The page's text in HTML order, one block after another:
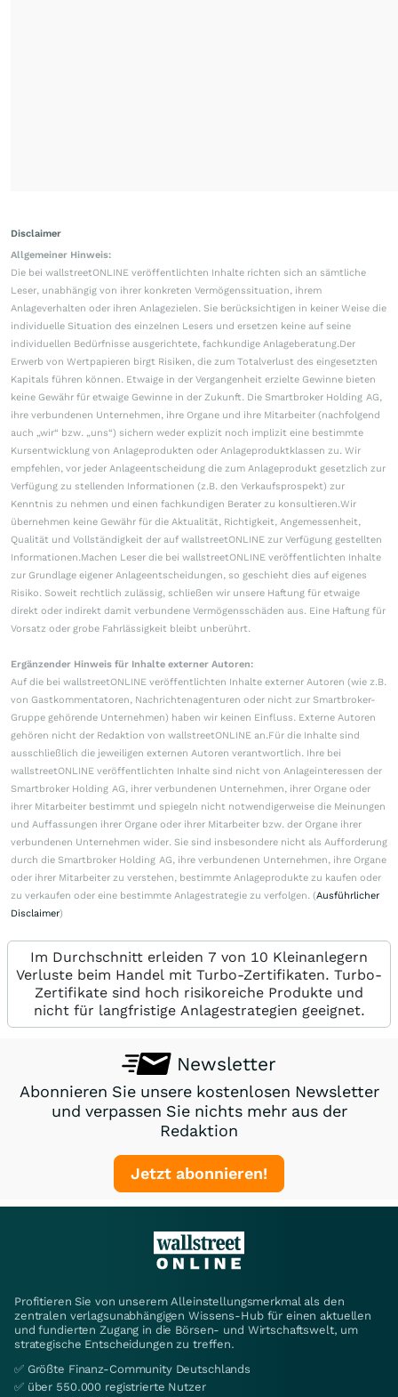
Disclaimer
Allgemeiner Hinweis:
Die bei wallstreetONLINE veröffentlichten Inhalte richten sich an sämtliche
Leser, unabhängig von ihrer konkreten Vermögenssituation, ihrem
Anlageverhalten oder ihren Anlagezielen. Sie berücksichtigen in keiner Weise die
individuelle Situation des einzelnen Lesers und ersetzen keine auf seine
individuellen Bedürfnisse ausgerichtete, fachkundige Anlageberatung.Der
Erwerb von Wertpapieren birgt Risiken, die zum Totalverlust des eingesetzten
Kapitals führen können. Etwaige in der Vergangenheit erzielte Gewinne bieten
keine Gewähr für etwaige Gewinne in der Zukunft. Die Smartbroker Holding AG,
ihre verbundenen Unternehmen, ihre Organe und ihre Mitarbeiter (nachfolgend
auch „wir“ bzw. „uns“) sichern weder explizit noch implizit eine bestimmte
Kursentwicklung von Anlageprodukten oder Anlageproduktklassen zu. Wir
empfehlen, vor jeder Anlageentscheidung die zum Anlageprodukt gesetzlich zur
Verfügung zu stellenden Informationen (z.B. den Verkaufsprospekt) zur
Kenntnis zu nehmen und einen fachkundigen Berater zu konsultieren.Wir
übernehmen keine Gewähr für die Aktualität, Richtigkeit, Angemessenheit,
Qualität und Vollständigkeit der auf wallstreetONLINE zur Verfügung gestellten
Informationen.Machen Leser die bei wallstreetONLINE veröffentlichten Inhalte
zur Grundlage eigener Anlageentscheidungen, so geschieht dies auf eigenes
Risiko. Soweit rechtlich zulässig, schließen wir unsere Haftung für etwaige
direkt oder indirekt damit verbundene Vermögensschäden aus. Eine Haftung für
Vorsatz oder grobe Fahrlässigkeit bleibt unberührt.
Ergänzender Hinweis für Inhalte externer Autoren:
Auf die bei wallstreetONLINE veröffentlichten Inhalte externer Autoren (wie z.B.
von Gastkommentatoren, Nachrichtenagenturen oder nicht zur Smartbroker-
Gruppe gehörende Unternehmen) haben wir keinen Einfluss. Externe Autoren
gehören nicht der Redaktion von wallstreetONLINE an.Für die Inhalte sind
ausschließlich die jeweiligen externen Autoren verantwortlich. Ihre bei
wallstreetONLINE veröffentlichten Inhalte sind nicht von Anlageinteressen der
Smartbroker Holding AG, ihrer verbundenen Unternehmen, ihrer Organe oder
ihrer Mitarbeiter bestimmt und spiegeln nicht notwendigerweise die Meinungen
und Auffassungen ihrer Organe oder ihrer Mitarbeiter bzw. der Organe ihrer
verbundenen Unternehmen wider. Sie sind insbesondere nicht als Aufforderung
durch die Smartbroker Holding AG, ihre verbundenen Unternehmen, ihre Organe
oder ihrer Mitarbeiter zu verstehen, bestimmte Anlageprodukte zu kaufen oder
zu verkaufen oder eine bestimmte Anlagestrategie zu verfolgen. (Ausführlicher
Disclaimer)
Im Durchschnitt erleiden 7 von 10 Kleinanlegern
Verluste beim Handel mit Turbo-Zertifikaten. Turbo-
Zertifikate sind hoch risikoreiche Produkte und
nicht für langfristige Anlagestrategien geeignet.
Newsletter
Abonnieren Sie unsere kostenlosen Newsletter
und verpassen Sie nichts mehr aus der
Redaktion
Jetzt abonnieren!
Profitieren Sie von unserem Alleinstellungsmerkmal als den
zentralen verlagsunabhängigen Wissens-Hub für einen aktuellen
und fundierten Zugang in die Börsen- und Wirtschaftswelt, um
strategische Entscheidungen zu treffen.
✅ Größte Finanz-Community Deutschlands
✅ über 550.000 registrierte Nutzer